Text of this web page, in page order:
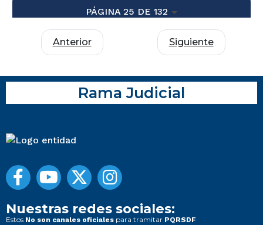
PÁGINA 25 DE 132
Anterior Siguiente
Rama Judicial
Nuestras redes sociales:
Estos No son canales oficiales para tramitar PQRSDF